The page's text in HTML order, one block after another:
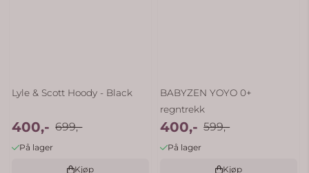
Lyle & Scott Hoody - Black
400,- 699,-
På lager
Kjøp
BABYZEN YOYO 0+
regntrekk
400,- 599,-
På lager
Kjøp